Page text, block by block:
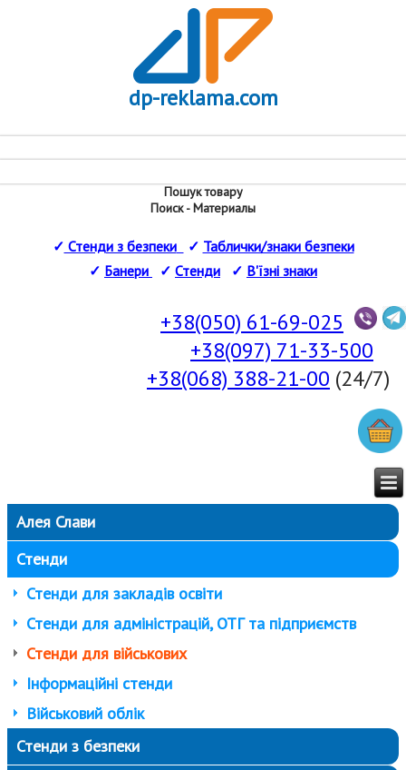
dp-reklama.com
Пошук товару
Поиск - Материалы
✓ Стенди з безпеки ✓ Таблички/знаки безпеки
✓ Банери ✓ Стенди ✓ В'їзні знаки
+38(050) 61-69-025
+38(097) 71-33-500
+38(068) 388-21-00 (24/7)
Алея Слави
Стенди
Стенди для закладів освіти
Стенди для адміністрацій, ОТГ та підприємств
Стенди для військових
Інформаційні стенди
Військовий облік
Стенди з безпеки